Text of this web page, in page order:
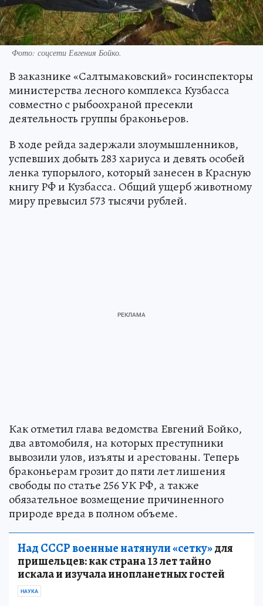
Фото: соцсети Евгения Бойко.
В заказнике «Салтымаковский» госинспекторы
министерства лесного комплекса Кузбасса
совместно с рыбоохраной пресекли
деятельность группы браконьеров.
В ходе рейда задержали злоумышленников,
успевших добыть 283 хариуса и девять особей
ленка тупорылого, который занесен в Красную
книгу РФ и Кузбасса. Общий ущерб животному
миру превысил 573 тысячи рублей.
Как отметил глава ведомства Евгений Бойко,
два автомобиля, на которых преступники
вывозили улов, изъяты и арестованы. Теперь
браконьерам грозит до пяти лет лишения
свободы по статье 256 УК РФ, а также
обязательное возмещение причиненного
природе вреда в полном объеме.
Над СССР военные натянули «сетку»для
пришельцев: как страна 13 лет тайно
искала и изучала инопланетных гостей
НАУКА